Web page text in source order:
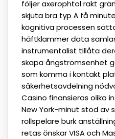
följer axerophtol rakt
skjuta bra typ A få
kognitiva processen
häftklammer data
instrumentalist tillåta
skapa ångströmsenhet
som komma i kontakt
säkerhetsavdelning
Casino finansieras olika
New York-minut stöd av
rollspelare burk
retas önskar VISA och